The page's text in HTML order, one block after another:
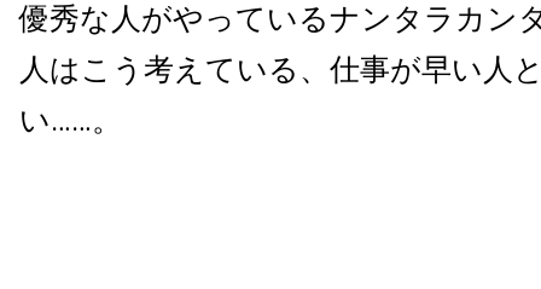
優秀な人がやっているナンタラカン
人はこう考えている、仕事が早い人
い……。